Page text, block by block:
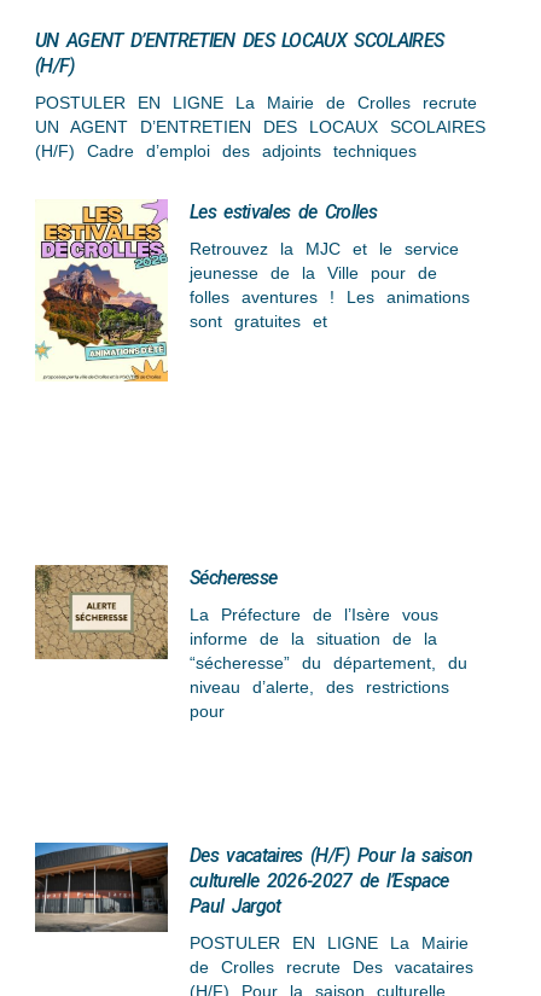
UN AGENT D’ENTRETIEN DES LOCAUX SCOLAIRES
(H/F)
POSTULER EN LIGNE La Mairie de Crolles recrute
UN AGENT D’ENTRETIEN DES LOCAUX SCOLAIRES
(H/F) Cadre d’emploi des adjoints techniques
Les estivales de Crolles
Retrouvez la MJC et le service
jeunesse de la Ville pour de
folles aventures ! Les animations
sont gratuites et
Sécheresse
La Préfecture de l’Isère vous
informe de la situation de la
“sécheresse” du département, du
niveau d’alerte, des restrictions
pour
Des vacataires (H/F) Pour la saison
culturelle 2026-2027 de l’Espace
Paul Jargot
POSTULER EN LIGNE La Mairie
de Crolles recrute Des vacataires
(H/F) Pour la saison culturelle